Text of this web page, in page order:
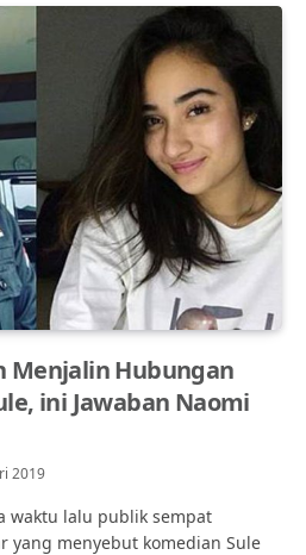
Menjalin Hubungan
ini Jawaban Naomi
2019
waktu lalu publik sempat
yang menyebut komedian Sule